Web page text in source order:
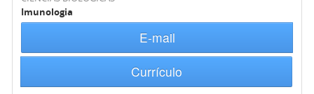
Imunologia
E-mail
Currículo